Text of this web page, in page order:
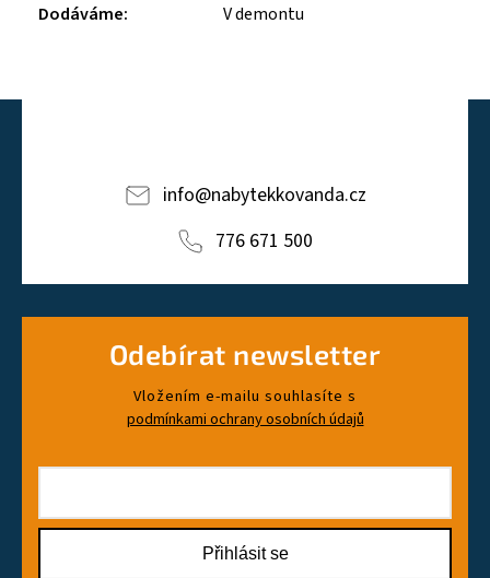
Dodáváme: V demontu
info@nabytekkovanda.cz
776 671 500
Odebírat newsletter
Vložením e-mailu souhlasíte s
podmínkami ochrany osobních údajů
Přihlásit se